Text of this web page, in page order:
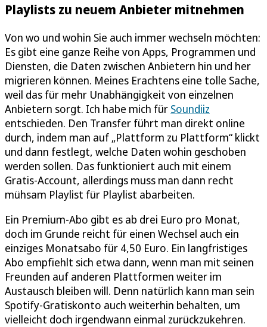
Playlists zu neuem Anbieter mitnehmen
Von wo und wohin Sie auch immer wechseln möchten:
Es gibt eine ganze Reihe von Apps, Programmen und
Diensten, die Daten zwischen Anbietern hin und her
migrieren können. Meines Erachtens eine tolle Sache,
weil das für mehr Unabhängigkeit von einzelnen
Anbietern sorgt. Ich habe mich für Soundiiz
entschieden. Den Transfer führt man direkt online
durch, indem man auf „Plattform zu Plattform“ klickt
und dann festlegt, welche Daten wohin geschoben
werden sollen. Das funktioniert auch mit einem
Gratis-Account, allerdings muss man dann recht
mühsam Playlist für Playlist abarbeiten.
Ein Premium-Abo gibt es ab drei Euro pro Monat,
doch im Grunde reicht für einen Wechsel auch ein
einziges Monatsabo für 4,50 Euro. Ein langfristiges
Abo empfiehlt sich etwa dann, wenn man mit seinen
Freunden auf anderen Plattformen weiter im
Austausch bleiben will. Denn natürlich kann man sein
Spotify-Gratiskonto auch weiterhin behalten, um
vielleicht doch irgendwann einmal zurückzukehren.